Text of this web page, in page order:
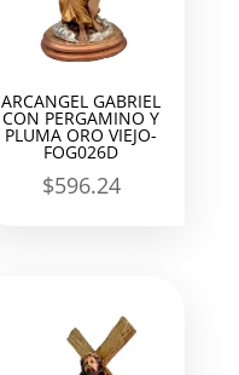
ARCANGEL GABRIEL
CON PERGAMINO Y
PLUMA ORO VIEJO-
FOG026D
$596.24